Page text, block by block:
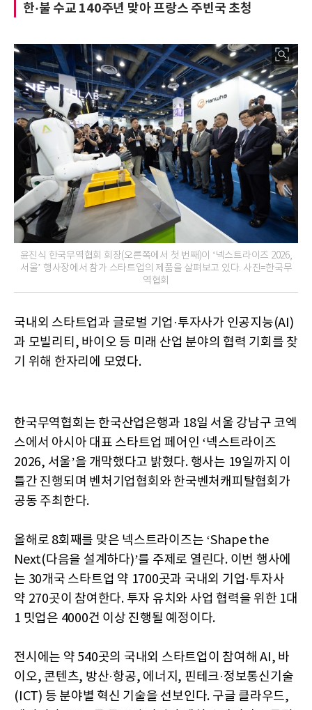
한·불 수교 140주년 맞아 프랑스 주빈국 초청
윤진식 한국무역협회 회장(오른쪽에서 첫 번째)이 ‘넥스트라이즈 2026,
서울’ 행사장에서 참가 스타트업의 제품을 살펴보고 있다. 사진=한국무
역협회
국내외 스타트업과 글로벌 기업·투자사가 인공지능(AI)
과 모빌리티, 바이오 등 미래 산업 분야의 협력 기회를 찾
기 위해 한자리에 모였다.
한국무역협회는 한국산업은행과 18일 서울 강남구 코엑
스에서 아시아 대표 스타트업 페어인 ‘넥스트라이즈
2026, 서울’을 개막했다고 밝혔다. 행사는 19일까지 이
틀간 진행되며 벤처기업협회와 한국벤처캐피탈협회가
공동 주최한다.
올해로 8회째를 맞은 넥스트라이즈는 ‘Shape the
Next(다음을 설계하다)’를 주제로 열린다. 이번 행사에
는 30개국 스타트업 약 1700곳과 국내외 기업·투자사
약 270곳이 참여한다. 투자 유치와 사업 협력을 위한 1대
1 밋업은 4000건 이상 진행될 예정이다.
전시에는 약 540곳의 국내외 스타트업이 참여해 AI, 바
이오, 콘텐츠, 방산·항공, 에너지, 핀테크·정보통신기술
(ICT) 등 분야별 혁신 기술을 선보인다. 구글 클라우드,